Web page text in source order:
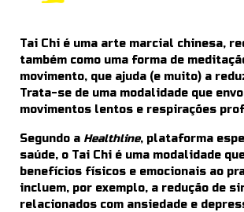
Tai Chi é uma arte marcial chinesa,
também como uma forma de
movimento, que ajuda (e muito) a
Trata-se de uma modalidade que
movimentos lentos e respirações
Segundo a Healthline, plataforma
saúde, o Tai Chi é uma modalidade
benefícios físicos e emocionais ao
incluem, por exemplo, a redução de
relacionados com ansiedade e